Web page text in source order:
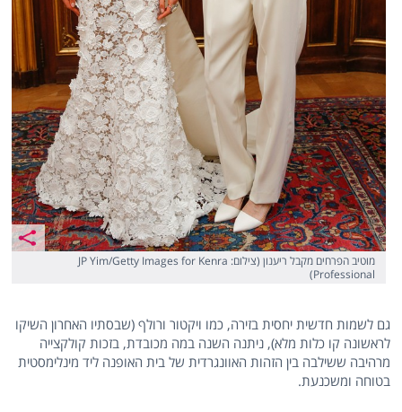
מוטיב הפרחים מקבל ריענון (צילום: JP Yim/Getty Images for Kenra
Professional)
גם לשמות חדשית יחסית בזירה, כמו ויקטור ורולף (שבסתיו האחרון השיקו
לראשונה קו כלות מלא), ניתנה השנה במה מכובדת, בזכות קולקצייה
מרהיבה ששילבה בין הזהות האוונגרדית של בית האופנה ליד מינלימסטית
בטוחה ומשכנעת.